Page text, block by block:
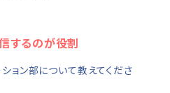
するのが役割
ョン部について教えてくださ